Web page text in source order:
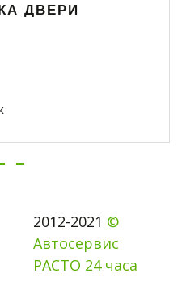
ДВЕРИ
2012-2021 ©
Автосервис
РАСТО 24 часа